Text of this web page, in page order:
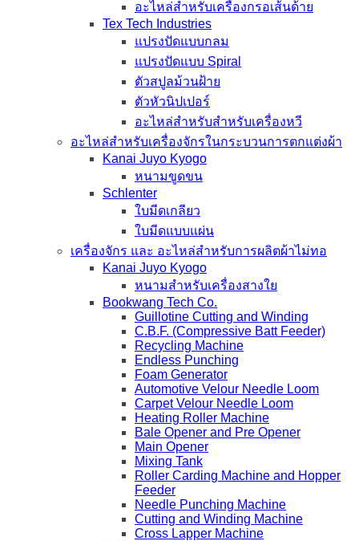
อะไหล่สำหรับเครื่องกรอเส้นด้าย
Tex Tech Industries
แปรงปัดแบบกลม
แปรงปัดแบบ Spiral
ตัวสปูลม้วนฝ้าย
ตัวหัวนิปเปอร์
อะไหล่สำหรับสำหรับเครื่องหวี
อะไหล่สำหรับเครื่องจักรในกระบวนการตกแต่งผ้า
Kanai Juyo Kyogo
หนามขูดขน
Schlenter
ใบมีดเกลียว
ใบมีดแบบแผ่น
เครื่องจักร และ อะไหล่สำหรับการผลิตผ้าไม่ทอ
Kanai Juyo Kyogo
หนามสำหรับเครื่องสางใย
Bookwang Tech Co.
Guillotine Cutting and Winding
C.B.F. (Compressive Batt Feeder)
Recycling Machine
Endless Punching
Foam Generator
Automotive Velour Needle Loom
Carpet Velour Needle Loom
Heating Roller Machine
Bale Opener and Pre Opener
Main Opener
Mixing Tank
Roller Carding Machine and Hopper
Feeder
Needle Punching Machine
Cutting and Winding Machine
Cross Lapper Machine